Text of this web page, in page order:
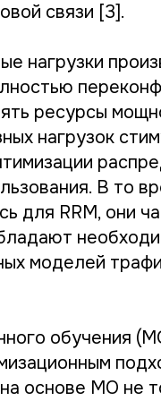
связи [3].
нагрузки
ресурсы
нагрузок
В то
для RRM, они
моделей
обучения
основе МО не